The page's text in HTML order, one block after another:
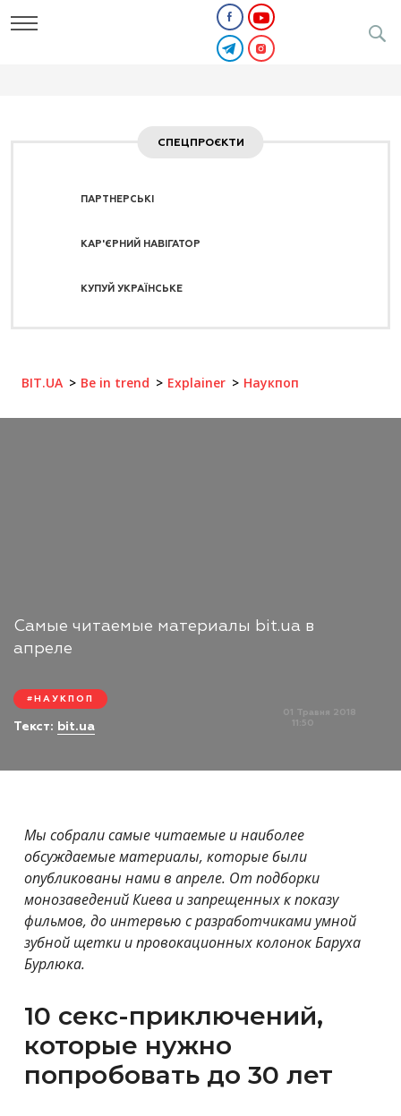
СПЕЦПРОЄКТИ
ПАРТНЕРСЬКІ
КАР'ЄРНИЙ НАВІГАТОР
КУПУЙ УКРАЇНСЬКЕ
BIT.UA Be in trend Explainer Наукпоп
Самые читаемые материалы bit.ua в
апреле
НАУКПОП
Текст: bit.ua
01 Травня 2018
11:50
Мы собрали самые читаемые и наиболее
обсуждаемые материалы, которые были
опубликованы нами в апреле. От подборки
монозаведений Киева и запрещенных к показу
фильмов, до интервью с разработчиками умной
зубной щетки и провокационных колонок Баруха
Бурлюка.
10 секс-приключений,
которые нужно
попробовать до 30 лет